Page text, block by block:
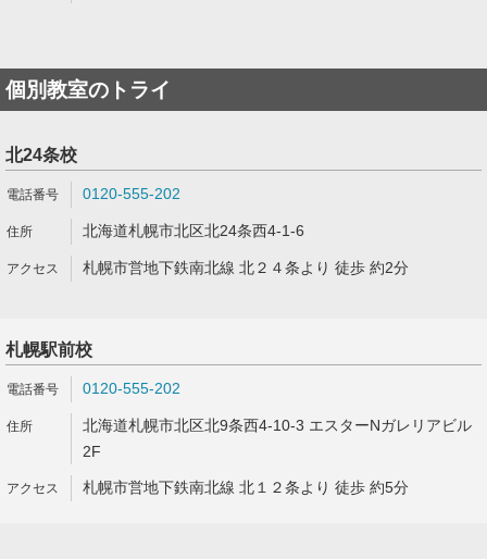
個別教室のトライ
北24条校
0120-555-202
北海道札幌市北区北24条西4-1-6
札幌市営地下鉄南北線 北２４条より 徒歩 約2分
札幌駅前校
0120-555-202
北海道札幌市北区北9条西4-10-3 エスターNガレリアビル
2F
札幌市営地下鉄南北線 北１２条より 徒歩 約5分